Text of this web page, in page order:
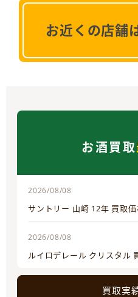
お近くの店舗
お酒買取
2026/08/08
サントリー 山崎 12年 買取
2026/08/08
ルイロデレール クリスタル
買取実